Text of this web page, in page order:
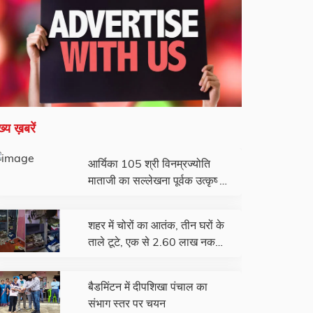
ख़बरें
आर्यिका 105 श्री विनम्रज्योति
माताजी का सल्लेखना पूर्वक उत्कृष्ट
शहर में चोरों का आतंक, तीन घरों के
ताले टूटे, एक से 2.60 लाख नकद
बैडमिंटन में दीपशिखा पंचाल का
संभाग स्तर पर चयन